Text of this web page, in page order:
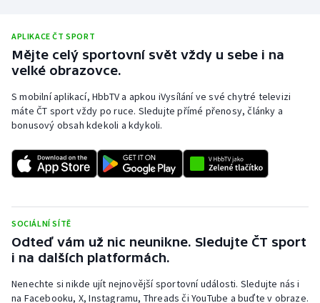
Rychlobruslení
Short track
Sportovní střelba
Triatlon
Veslování
Vodní slalom
APLIKACE ČT SPORT
Mějte celý sportovní svět vždy u sebe i na
velké obrazovce.
S mobilní aplikací, HbbTV a apkou iVysílání ve své chytré televizi
máte ČT sport vždy po ruce. Sledujte přímé přenosy, články a
bonusový obsah kdekoli a kdykoli.
SOCIÁLNÍ SÍTĚ
Odteď vám už nic neunikne. Sledujte ČT sport
i na dalších platformách.
Nenechte si nikde ujít nejnovější sportovní události. Sledujte nás i
na Facebooku, X, Instagramu, Threads či YouTube a buďte v obraze.